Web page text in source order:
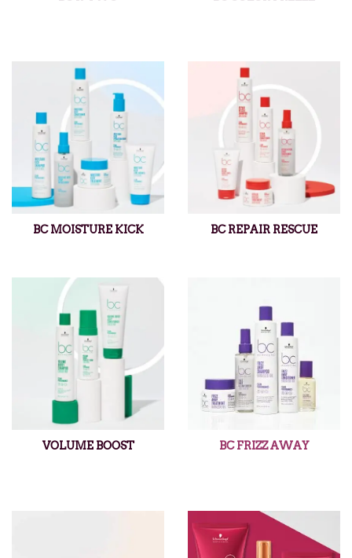
BC MOISTURE KICK BC REPAIR RESCUE
VOLUME BOOST BC FRIZZ AWAY